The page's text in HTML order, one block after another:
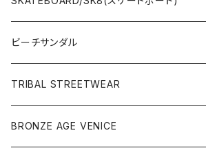
Surf Board(サーフボード )
OTHERS(サーフ小物)
WEAR(サーフブランド衣類)
CLOTHING(アパレル)
DECK(デッキ)
COMPLETE（完成品）
ビーチサンダル
TRIBAL STREETWEAR
小物類
BRONZE AGE VENICE